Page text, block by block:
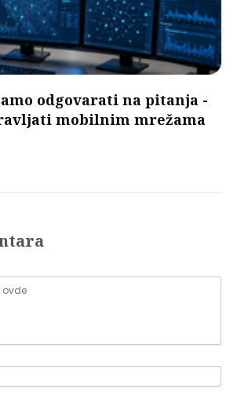
odgovarati na pitanja -
mobilnim mrežama